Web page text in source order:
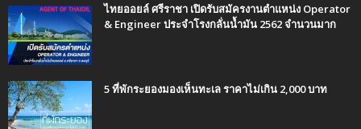
ไทยออยล์ ศรีราชา เปิดรับสมัครงานตำแหน่ง Operator
& Engineer ประจำโรงกลั่นน้ำมัน 2562 จำนวนมาก
5 ที่พักระยองมองเห็นทะเล ราคาไม่เกิน 2,000 บาท